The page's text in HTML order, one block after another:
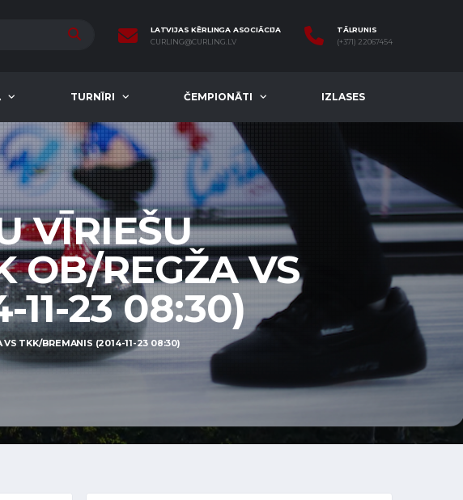
LATVIJAS KĒRLINGA ASOCIĀCIJA
CURLING@CURLING.LV
TĀLRUNIS
(+371) 22067454
TURNĪRI ČEMPIONĀTI IZLASES
VĪRIEŠU
OB/REGŽA VS
11-23 08:30)
TKK/BREMANIS (2014-11-23 08:30)